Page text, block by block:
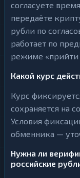
согласуете
передаёте
рубли по
работает по
режиме «прийти
Какой курс
Курс
сохраняется на
Условия
обменника —
Нужна ли
российские